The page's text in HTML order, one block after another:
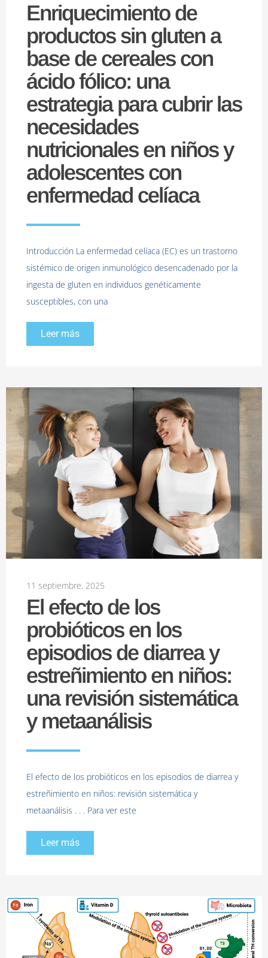
Enriquecimiento de
productos sin gluten a
base de cereales con
ácido fólico: una
estrategia para cubrir las
necesidades
nutricionales en niños y
adolescentes con
enfermedad celíaca
Introducción La enfermedad celíaca (EC) es un trastorno
sistémico de origen inmunológico desencadenado por la
ingesta de gluten en individuos genéticamente
susceptibles, con una
Leer más
11 septiembre, 2025
El efecto de los
probióticos en los
episodios de diarrea y
estreñimiento en niños:
una revisión sistemática
y metaanálisis
El efecto de los probióticos en los episodios de diarrea y
estreñimiento en niños: revisión sistemática y
metaanálisis . . . Para ver este
Leer más